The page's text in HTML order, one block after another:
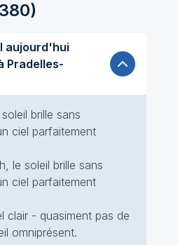
)
aujourd'hui
brille sans
ciel parfaitement
le soleil brille sans
ciel parfaitement
clair - quasiment pas de
omniprésent.